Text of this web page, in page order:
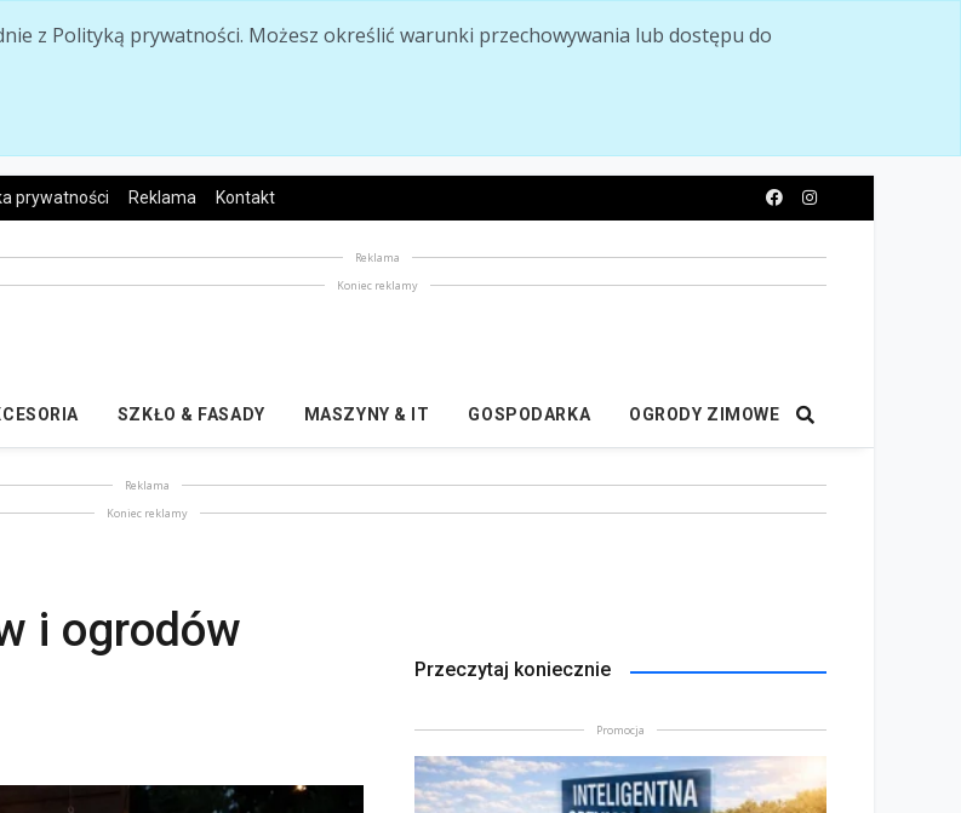
z Polityką prywatności. Możesz określić warunki przechowywania lub dostępu do
prywatności Reklama Kontakt
Reklama
Koniec reklamy
SZKŁO & FASADY MASZYNY & IT GOSPODARKA OGRODY ZIMOWE
Reklama
Koniec reklamy
i ogrodów
Przeczytaj koniecznie
Promocja